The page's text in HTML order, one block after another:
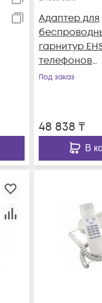
Адаптер для
гарнитур
телефонов
T4S/T40G(P)/
Под заказ
48 838 ₸
В